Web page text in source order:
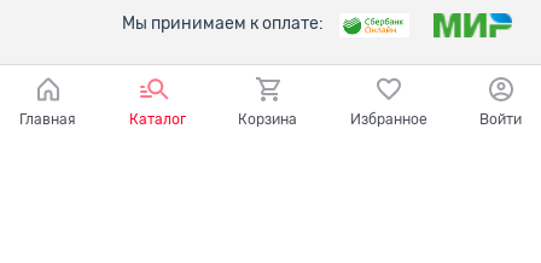
Мы принимаем к оплате:
Главная Каталог Корзина Избранное Войти